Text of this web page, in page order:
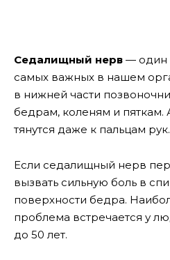
Седалищный нерв — один
самых важных в нашем
в нижней части
бедрам, коленям и пяткам.
тянутся даже к пальцам рук.
Если седалищный нерв
вызвать сильную боль в
поверхности бедра.
проблема встречается у
до 50 лет.